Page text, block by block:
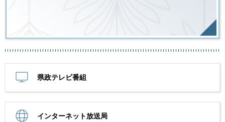
県政テレビ番組
インターネット放送局